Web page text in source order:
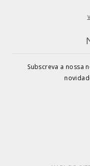
Subscreva a nossa